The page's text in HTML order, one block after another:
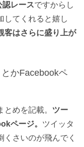
認レースですからし
してくれると嬉し
客はさらに盛り上が
かFacebookペ
めを記載。 ツー
ページ。 ツイッタ
さいのが飛んでく